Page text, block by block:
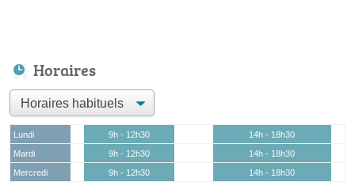
Horaires
Lundi 9h - 12h30
14h - 18h30
Mardi
9h - 12h30
14h - 18h30
Mercredi
9h - 12h30
14h - 18h30